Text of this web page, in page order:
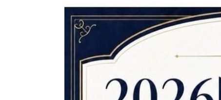
LIVE三立+24小時直播 15:27
三立iNEWS新聞台線上直播 18:00
理想混蛋號召粉絲跨海追星吃美食！